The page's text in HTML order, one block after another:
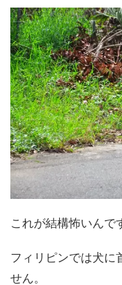
これが結構怖いんで
フィリピンでは犬に
せん。